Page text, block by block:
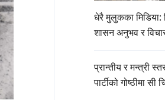
धेरै मुलुकका मिडिया:
शासन अनुभव र
प्रान्तीय र मन्त्री
पार्टीको गोष्ठीमा